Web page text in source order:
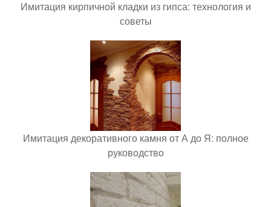
Имитация кирпичной кладки из гипса: технология и
советы
Имитация декоративного камня от А до Я: полное
руководство